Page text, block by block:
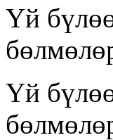
Үй
Үй